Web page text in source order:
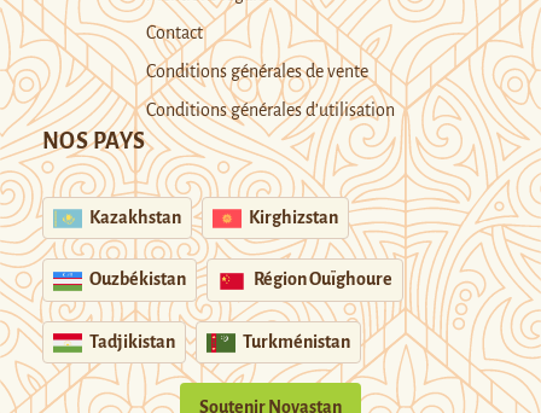
Contact
Conditions générales de vente
Conditions générales d’utilisation
NOS PAYS
Kazakhstan Kirghizstan
Ouzbékistan Région Ouïghoure
Tadjikistan Turkménistan
Soutenir Novastan